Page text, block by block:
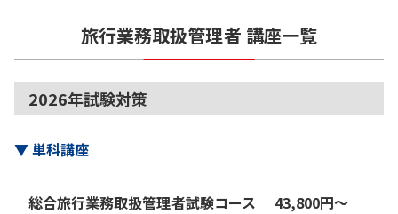
旅行業務取扱管理者 講座一覧
2026年試験対策
▼単科講座
総合旅行業務取扱管理者試験コース 43,800円〜